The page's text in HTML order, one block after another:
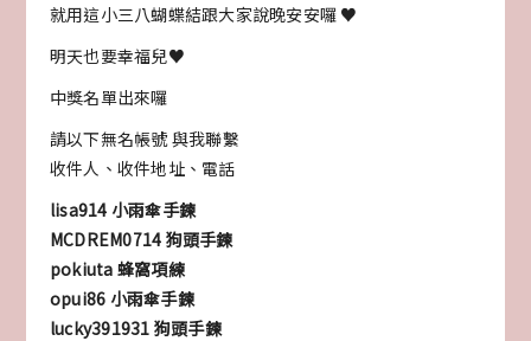
就用這小三八蝴蝶結跟大家說晚安安囉 ♥
明天也要幸福兒♥
中獎名單出來囉
請以下無名帳號 與我聯繫
收件人、收件地址、電話
lisa914 小雨傘手鍊
MCDREM0714 狗頭手鍊
pokiuta 蜂窩項練
opui86 小雨傘手鍊
lucky391931 狗頭手鍊